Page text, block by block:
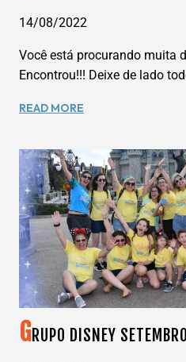
14/08/2022
Você está procurando muita
Encontrou!!! Deixe de lado
READ MORE
2023
GRUPO DISNEY